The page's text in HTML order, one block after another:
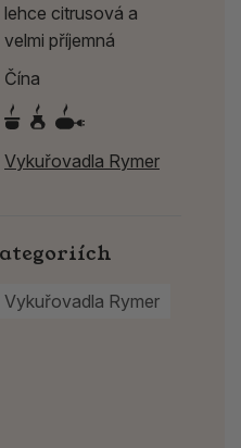
lehce citrusová a
velmi příjemná
Čína
Vykuřovadla Rymer
Vykuřovadla Rymer